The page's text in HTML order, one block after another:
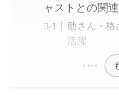
ャストとの関
助さん・格
活躍